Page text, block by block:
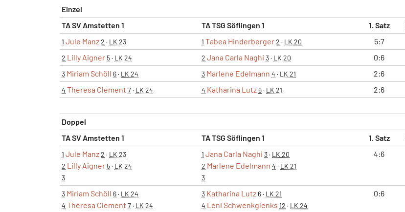
Einzel
TA SV Amstetten 1
TA TSG Söflingen 1 1. Satz
1 Jule Manz2 · LK 23 1 Tabea Hinderberger2 · LK 20 5:7
2 Lilly Aigner 5· LK 24 2 Jana Carla Naghi 3· LK 20 0:6
3 Miriam Schöll 6· LK 24 3 Marlene Edelmann 4 · LK 21 2:6
4 Theresa Clement 7· LK 24 4 Katharina Lutz 6· LK 21 2:6
Doppel
TA SV Amstetten 1
TA TSG Söflingen 1 1. Satz
1 Jule Manz2 · LK 23
2 Lilly Aigner 5· LK 24
3
1 Jana Carla Naghi 3· LK 20
2 Marlene Edelmann 4 · LK 21
3
4:6
3 Miriam Schöll 6· LK 24
4 Theresa Clement 7· LK 24
3 Katharina Lutz 6· LK 21
4 Leni Schwenkglenks 12 · LK 24
0:6